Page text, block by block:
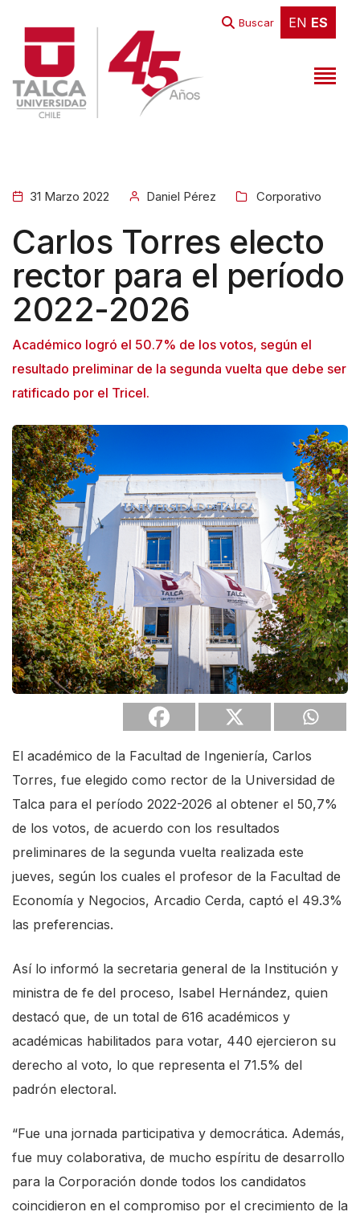
EN ES
Buscar EN ES
31 Marzo 2022 Daniel Pérez Corporativo
Carlos Torres electo
rector para el período
2022-2026
Académico logró el 50.7% de los votos, según el
resultado preliminar de la segunda vuelta que debe ser
ratificado por el Tricel.
El académico de la Facultad de Ingeniería, Carlos
Torres, fue elegido como rector de la Universidad de
Talca para el período 2022-2026 al obtener el 50,7%
de los votos, de acuerdo con los resultados
preliminares de la segunda vuelta realizada este
jueves, según los cuales el profesor de la Facultad de
Economía y Negocios, Arcadio Cerda, captó el 49.3%
las preferencias.
Así lo informó la secretaria general de la Institución y
ministra de fe del proceso, Isabel Hernández, quien
destacó que, de un total de 616 académicos y
académicas habilitados para votar, 440 ejercieron su
derecho al voto, lo que representa el 71.5% del
padrón electoral.
“Fue una jornada participativa y democrática. Además,
fue muy colaborativa, de mucho espíritu de desarrollo
para la Corporación donde todos los candidatos
coincidieron en el compromiso por el crecimiento de la